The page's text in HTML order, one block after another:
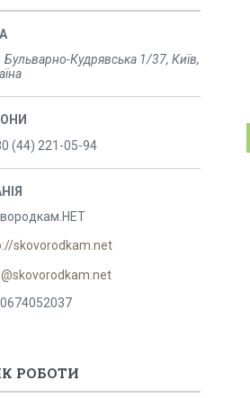
Бульварно-Кудрявська 1/37, Київ,
(44) 221-05-94
skovorodkam.net
РОБОТИ